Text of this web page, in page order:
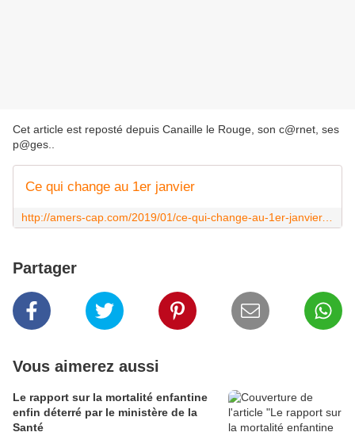
Cet article est reposté depuis Canaille le Rouge, son c@rnet, ses
p@ges.
Ce qui change au 1er janvier
http://amers-cap.com/2019/01/ce-qui-change-au-1er-janvier.html
Partager
Vous aimerez aussi
Le rapport sur la mortalité enfantine
enfin déterré par le ministère de la
Santé